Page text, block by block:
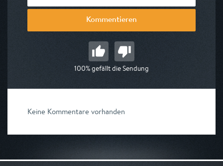
Kommentieren
100% gefällt die Sendung
Keine Kommentare vorhanden